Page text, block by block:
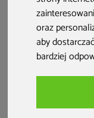
oraz
aby
bardziej